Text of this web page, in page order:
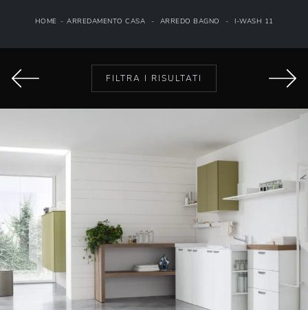
HOME - ARREDAMENTO CASA - ARREDO BAGNO - I-WASH 11
FILTRA I RISULTATI